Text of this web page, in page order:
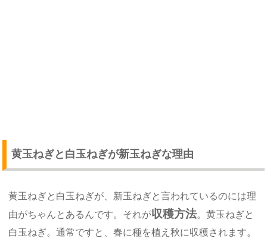
黄玉ねぎと白玉ねぎが新玉ねぎな理由
黄玉ねぎと白玉ねぎが、新玉ねぎと言われているのには理
由がちゃんとあるんです。それが収穫方法。黄玉ねぎと
白玉ねぎ。通常ですと、春に種を植え秋に収穫されます。